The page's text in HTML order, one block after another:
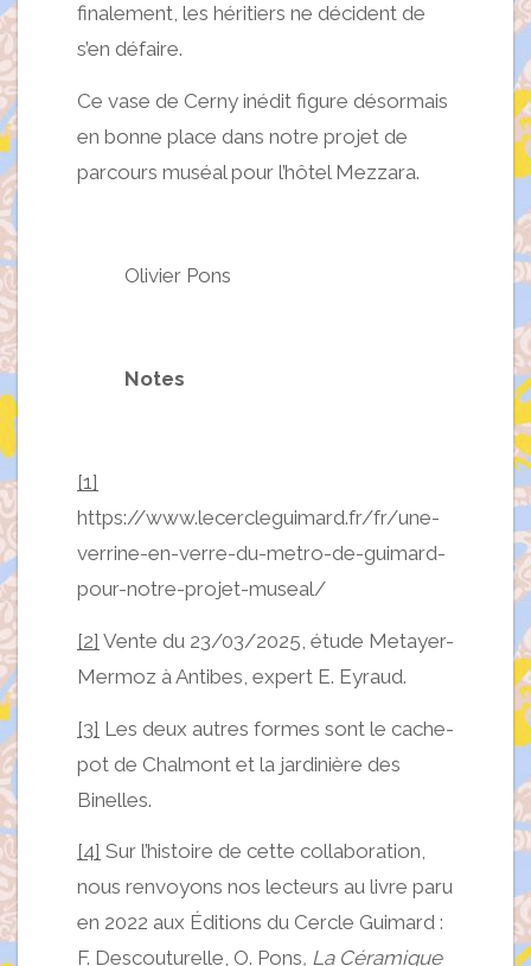
finalement, les héritiers ne décident de
s’en défaire.
Ce vase de Cerny inédit figure désormais
en bonne place dans notre projet de
parcours muséal pour l’hôtel Mezzara.
Olivier Pons
Notes
[1]
https://www.lecercleguimard.fr/fr/une-
verrine-en-verre-du-metro-de-guimard-
pour-notre-projet-museal/
[2] Vente du 23/03/2025, étude Metayer-
Mermoz à Antibes, expert E. Eyraud.
[3] Les deux autres formes sont le cache-
pot de Chalmont et la jardinière des
Binelles.
[4] Sur l’histoire de cette collaboration,
nous renvoyons nos lecteurs au livre paru
en 2022 aux Éditions du Cercle Guimard :
F. Descouturelle, O. Pons, La Céramique